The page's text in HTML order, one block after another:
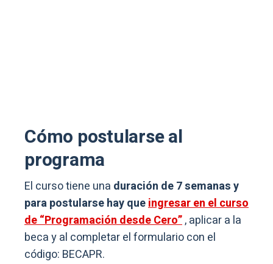
Cómo postularse al
programa
El curso tiene una duración de 7 semanas y
para postularse hay queingresar en el curso
de “Programación desde Cero”, aplicar a la
beca y al completar el formulario con el
código: BECAPR.